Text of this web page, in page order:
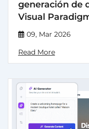
generación de
Visual
09, Mar 2026
Read More